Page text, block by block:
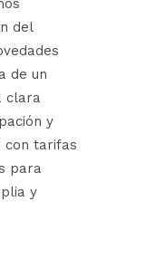
del
de un
clara
y
con tarifas
para
y